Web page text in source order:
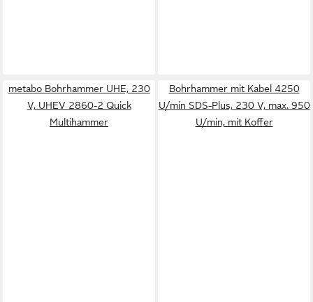
metabo Bohrhammer UHE, 230
V, UHEV 2860-2 Quick
Multihammer
Bohrhammer mit Kabel 4250
U/min SDS-Plus, 230 V, max. 950
U/min, mit Koffer